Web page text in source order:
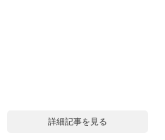
詳細記事を見る